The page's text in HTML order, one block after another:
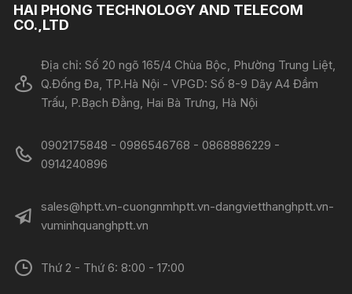
HAI PHONG TECHNOLOGY AND TELECOM
CO.,LTD
Địa chỉ: Số 20 ngõ 165/4 Chùa Bộc, Phường Trung Liệt,
Q.Đống Đa, TP.Hà Nội - VPGD: Số 8-9 Dãy A4 Đầm
Trấu, P.Bạch Đằng, Hai Bà Trưng, Hà Nội
0902175848 - 0986546768 - 0868886229 -
0914240896​​​​​​​
sales@hptt.vn-cuongnmhptt.vn-dangvietthanghptt.vn-
vuminhquanghptt.vn
Thứ 2 - Thứ 6: 8:00 - 17:00